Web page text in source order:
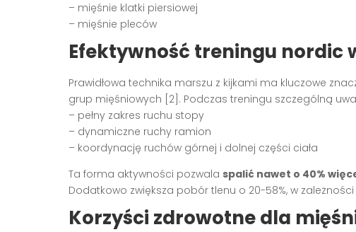
– mięśnie klatki piersiowej
– mięśnie pleców
Efektywność treningu nordic
Prawidłowa technika marszu z kijkami ma kluczowe
grup mięśniowych [2]. Podczas treningu szczególną
– pełny zakres ruchu stopy
– dynamiczne ruchy ramion
– koordynację ruchów górnej i dolnej części ciała
Ta forma aktywności pozwala spalić nawet o 40%
Dodatkowo zwiększa pobór tlenu o 20-58%, w
Korzyści zdrowotne dla